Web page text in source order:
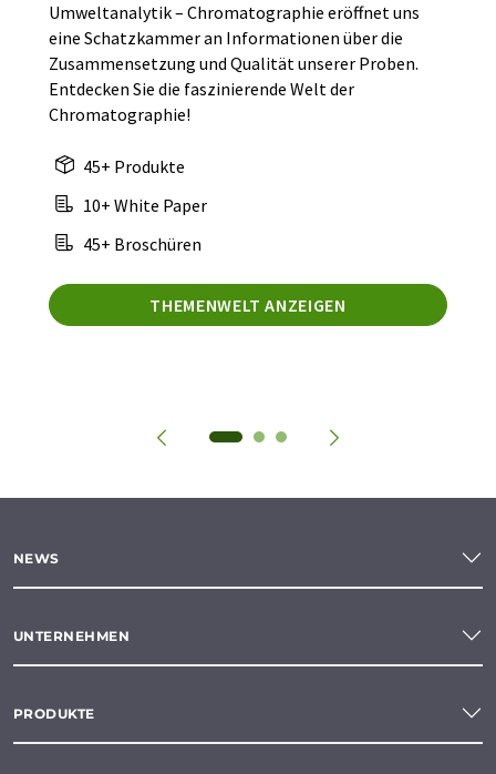
Umweltanalytik – Chromatographie eröffnet uns
eine Schatzkammer an Informationen über die
Zusammensetzung und Qualität unserer Proben.
Entdecken Sie die faszinierende Welt der
Chromatographie!
45+ Produkte
10+ White Paper
45+ Broschüren
THEMENWELT ANZEIGEN
NEWS
UNTERNEHMEN
PRODUKTE